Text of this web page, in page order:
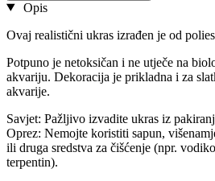
Opis
Ovaj realistični ukras izrađen je od
Potpuno je netoksičan i ne utječe na
akvariju. Dekoracija je prikladna i za
akvarije.
Savjet: Pažljivo izvadite ukras iz
Oprez: Nemojte koristiti sapun,
ili druga sredstva za čišćenje (npr.
terpentin).